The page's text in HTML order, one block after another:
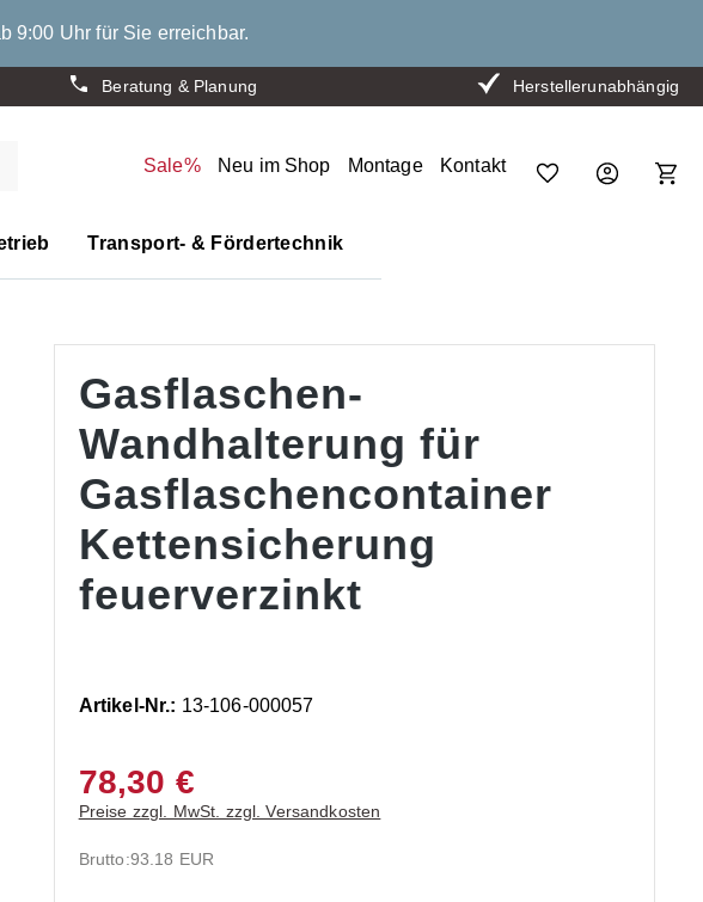
9:00 Uhr für Sie erreichbar.
Beratung & Planung Herstellerunabhängig
Sale% Neu im Shop Montage Kontakt
Transport- & Fördertechnik
Gasflaschen-
Wandhalterung für
Gasflaschencontainer
Kettensicherung
feuerverzinkt
Artikel-Nr.: 13-106-000057
78,30 €
Preise zzgl. MwSt. zzgl. Versandkosten
Brutto:93.18 EUR